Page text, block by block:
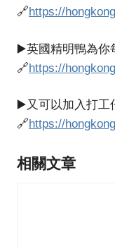
🔗https://
▶️英國精明鴨為你
🔗https://
▶️又可以加入打工
🔗https://
相關文章